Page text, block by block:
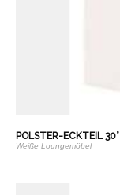
POLSTER-ECKTEIL 30°
Weiße Loungemöbel